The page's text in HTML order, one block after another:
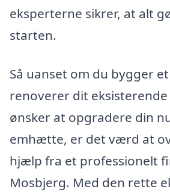
eksperterne sikrer, at alt
starten.
Så uanset om du bygger
renoverer dit
ønsker at opgradere din
emhætte, er det værd at
hjælp fra et professionelt
Mosbjerg. Med den rette